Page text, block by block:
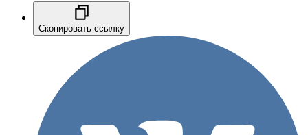
Скопировать ссылку